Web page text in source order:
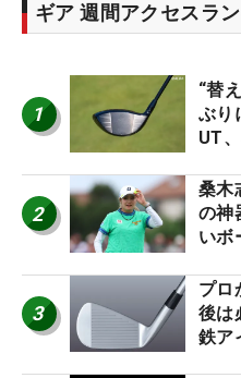
ギア 週間アクセスラ
1
“替
ぶり
UT
2
桑木
の神
いボ
ー
3
プロ
後は
鉄ア